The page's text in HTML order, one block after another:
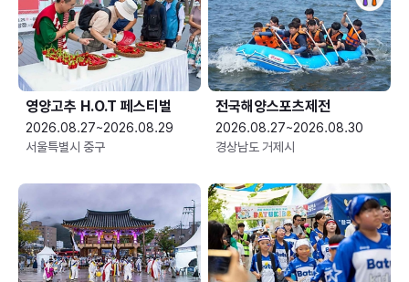
영양고추 H.O.T 페스티벌
2026.08.27~2026.08.29
서울특별시 중구
전국해양스포츠제전
2026.08.27~2026.08.30
경상남도 거제시